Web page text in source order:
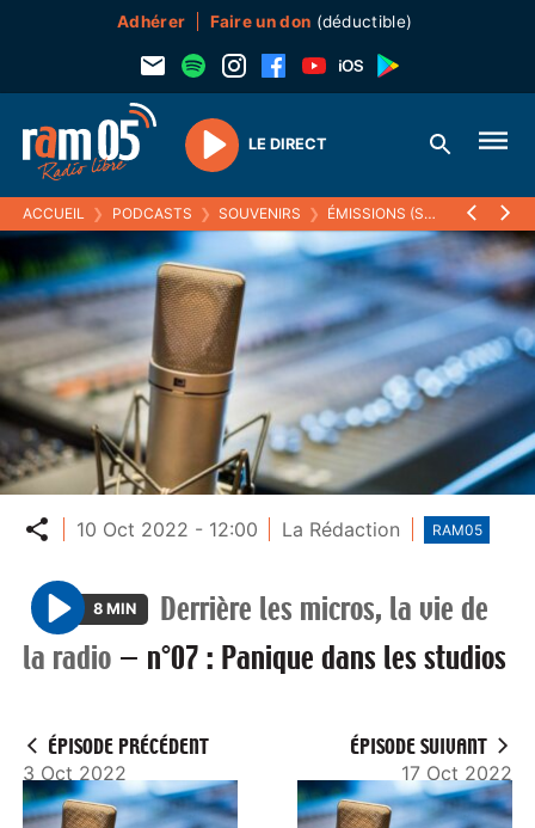
Adhérer Faire un don (déductible)
Play
LE DIRECT
ACCUEIL ❯ PODCASTS ❯ SOUVENIRS ❯ ÉMISSIONS (SOUVENIRS) ❯
Partager
10 Oct 2022 - 12:00 La Rédaction RAM05
P
l
8 MIN
Derrière les micros, la vie de
la radio — n°07 : Panique dans les studios
ÉPISODE PRÉCÉDENT
3 Oct 2022
ÉPISODE SUIVANT
17 Oct 2022